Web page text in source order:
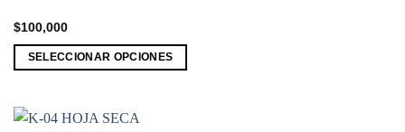
$100,000
SELECCIONAR OPCIONES
tiene
variantes.
se